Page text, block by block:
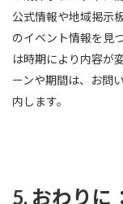
公式情報や地域掲示
のイベント情報を見
は時期により内容が
ーンや期間は、お問
内します。
5. おわりに